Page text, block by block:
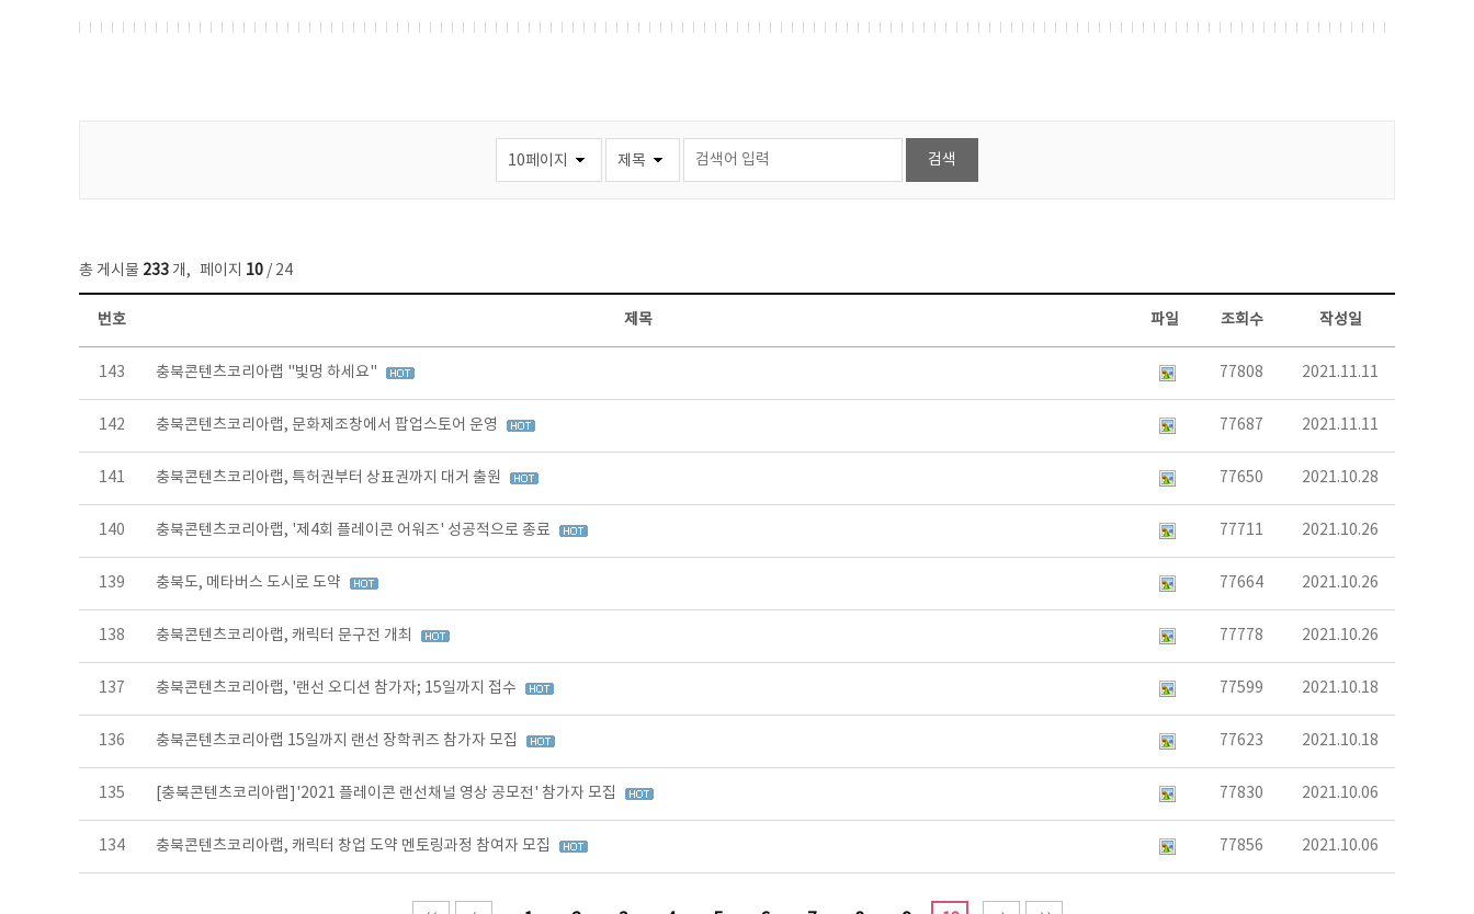
총 게시물 233 개, 페이지 10 / 24
보도자료 목록 - 번호, 제목, 작성자, 파일, 조회수, 작성일 정보 제공
번호 제목 파일 조회수 작성일
143 충북콘텐츠코리아랩 "빛멍 하세요" 77808 2021.11.11
142 충북콘텐츠코리아랩, 문화제조창에서 팝업스토어 운영 77687 2021.11.11
141 충북콘텐츠코리아랩, 특허권부터 상표권까지 대거 출원 77650 2021.10.28
140 충북콘텐츠코리아랩, '제4회 플레이콘 어워즈' 성공적으로 종료 77711 2021.10.26
139 충북도, 메타버스 도시로 도약 77664 2021.10.26
138 충북콘텐츠코리아랩, 캐릭터 문구전 개최 77778 2021.10.26
137 충북콘텐츠코리아랩, '랜선 오디션 참가자; 15일까지 접수 77599 2021.10.18
136 충북콘텐츠코리아랩 15일까지 랜선 장학퀴즈 참가자 모집 77623 2021.10.18
135 [충북콘텐츠코리아랩]'2021 플레이콘 랜선채널 영상 공모전' 참가자 모집 77830 2021.10.06
134 충북콘텐츠코리아랩, 캐릭터 창업 도약 멘토링과정 참여자 모집 77856 2021.10.06